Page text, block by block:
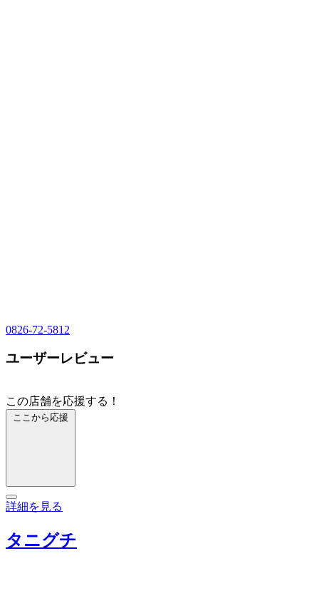
0826-72-5812
ユーザーレビュー
この店舗を応援する！
ここから応援
詳細を見る
タニグチ